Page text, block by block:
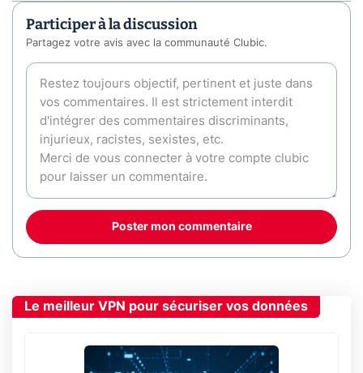
Participer à la discussion
Partagez votre avis avec la communauté Clubic.
Poster mon commentaire
Le meilleur VPN pour sécuriser vos données